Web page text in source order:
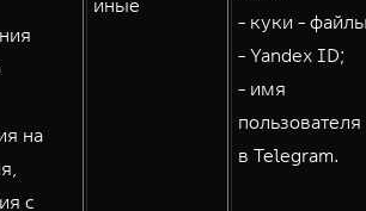
на
с
иные
- куки -
- Yandex ID;
- имя
пользователя
в Telegram.